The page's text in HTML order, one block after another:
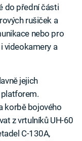
do přední části
rušiček a
nebo pro
videokamery a
jejich
korbě bojového
z vrtulníků UH-60
C-130A,